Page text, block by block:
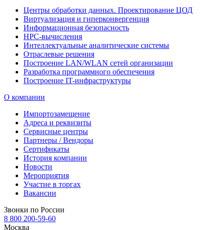
Центры обработки данных. Проектирование ЦОД
Виртуализация и гиперконвергенция
Информационная безопасность
HPC-вычисления
Интеллектуальные аналитические системы
Отраслевые решения
Построение LAN/WLAN сетей организации
Разработка программного обеспечения
Построение IT-инфраструктуры
О компании
Импортозамещение
Адреса и реквизиты
Сервисные центры
Партнеры / Вендоры
Сертификаты
История компании
Новости
Мероприятия
Участие в торгах
Вакансии
Звонки по России
8 800 200-59-60
Москва